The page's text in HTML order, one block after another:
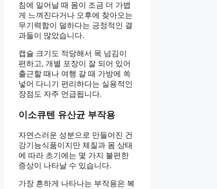
침에 일어날 때 몸이 조금 더 가볍
게 느껴진다거나 오후에 찾아오는
무기력함이 덜하다는 긍정적인 결
과들이 많았습니다.
캡슐 크기도 적당해서 목 넘김이
편하고, 개별 포장이 잘 되어 있어
출근할 때나 여행 갈 때 가방에 쏙
넣어 다니기 편리하다는 실용적인
장점도 자주 언급됩니다.
이소큐텐 유산균 부작용
자연스러운 성분으로 만들어진 건
강기능식품이지만 체질과 몸 상태
에 따라 초기에는 몇 가지 불편한
증상이 나타날 수 있습니다.
가장 흔하게 나타나는 부작용은 복